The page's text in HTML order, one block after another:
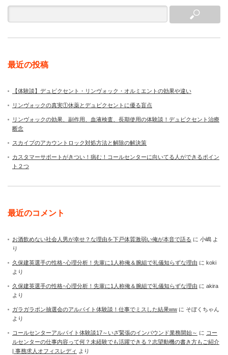
最近の投稿
【体験談】デュピクセント・リンヴォック・オルミエントの効果や違い
リンヴォックの真実①休薬とデュピクセントに優る盲点
リンヴォックの効果、副作用、血液検査、長期使用の体験談！デュピクセント治療
断念
スカイプのアカウントロック対処方法と解除の解決策
カスタマーサポートがきつい！病む！コールセンターに向いてる人ができるポイン
ト２つ
最近のコメント
お酒飲めない社会人男が幸せ？な理由を下戸体質激弱い俺が本音で語る に 小嶋 よ
り
久保建英選手の性格･心理分析！先輩に1人称俺＆腕組で礼儀知らずな理由 に koki
より
久保建英選手の性格･心理分析！先輩に1人称俺＆腕組で礼儀知らずな理由 に akira
より
ガラガラポン抽選会のアルバイト体験談！仕事でミスした結果ww に そぼくちゃん
より
コールセンターアルバイト体験談17～いざ緊張のインバウンド業務開始～ に コー
ルセンターの仕事内容って何？未経験でも活躍できる？志望動機の書き方もご紹介
| 事務求人オフィスレディ より